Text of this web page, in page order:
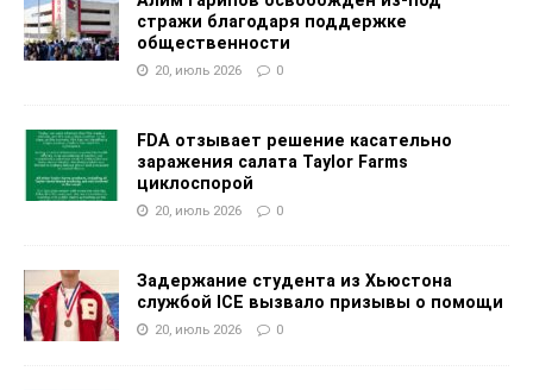
стражи благодаря поддержке
общественности
20, июль 2026 0
FDA отзывает решение касательно
заражения салата Taylor Farms
циклоспорой
20, июль 2026 0
Задержание студента из Хьюстона
службой ICE вызвало призывы о помощи
20, июль 2026 0